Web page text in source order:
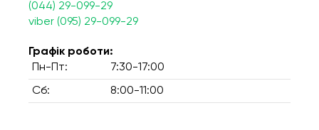
(044) 29-099-29
viber (095) 29-099-29
Графік роботи:
Пн-Пт:
7:30-17:00
Сб: 8:00-11:00